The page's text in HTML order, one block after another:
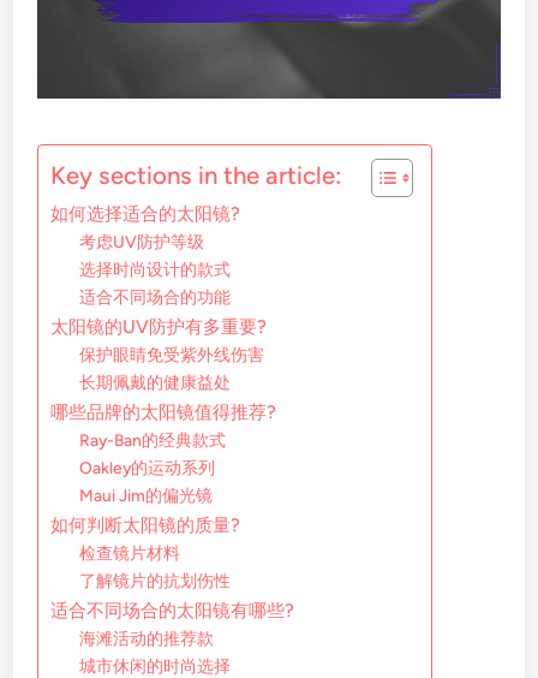
Key sections in the article:
如何选择适合的太阳镜?
考虑UV防护等级
选择时尚设计的款式
适合不同场合的功能
太阳镜的UV防护有多重要?
保护眼睛免受紫外线伤害
长期佩戴的健康益处
哪些品牌的太阳镜值得推荐?
Ray-Ban的经典款式
Oakley的运动系列
Maui Jim的偏光镜
如何判断太阳镜的质量?
检查镜片材料
了解镜片的抗划伤性
适合不同场合的太阳镜有哪些?
海滩活动的推荐款
城市休闲的时尚选择